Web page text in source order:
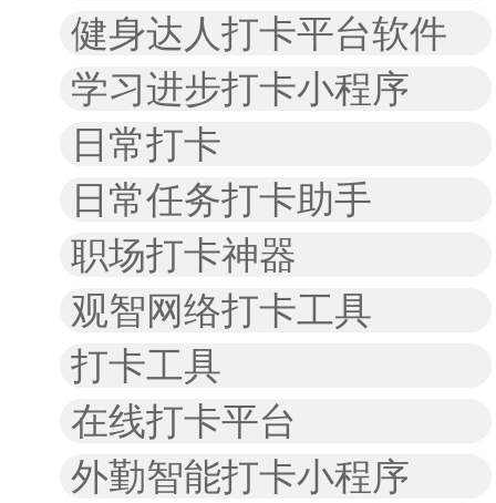
健身达人打卡平台软件
学习进步打卡小程序
日常打卡
日常任务打卡助手
职场打卡神器
观智网络打卡工具
打卡工具
在线打卡平台
外勤智能打卡小程序